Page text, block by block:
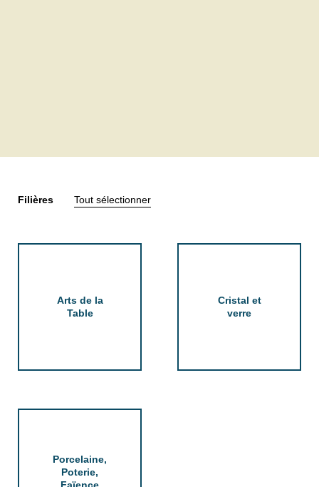
Filières Tout sélectionner
Arts de la
Table
Cristal et
verre
Porcelaine,
Poterie,